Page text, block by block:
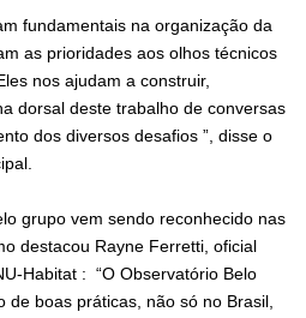
fundamentais na organização da
as prioridades aos olhos técnicos
nos ajudam a construir,
dorsal deste trabalho de conversas
dos diversos desafios ”, disse o
grupo vem sendo reconhecido nas
destacou Rayne Ferretti, oficial
Habitat : “O Observatório Belo
de boas práticas, não só no Brasil,